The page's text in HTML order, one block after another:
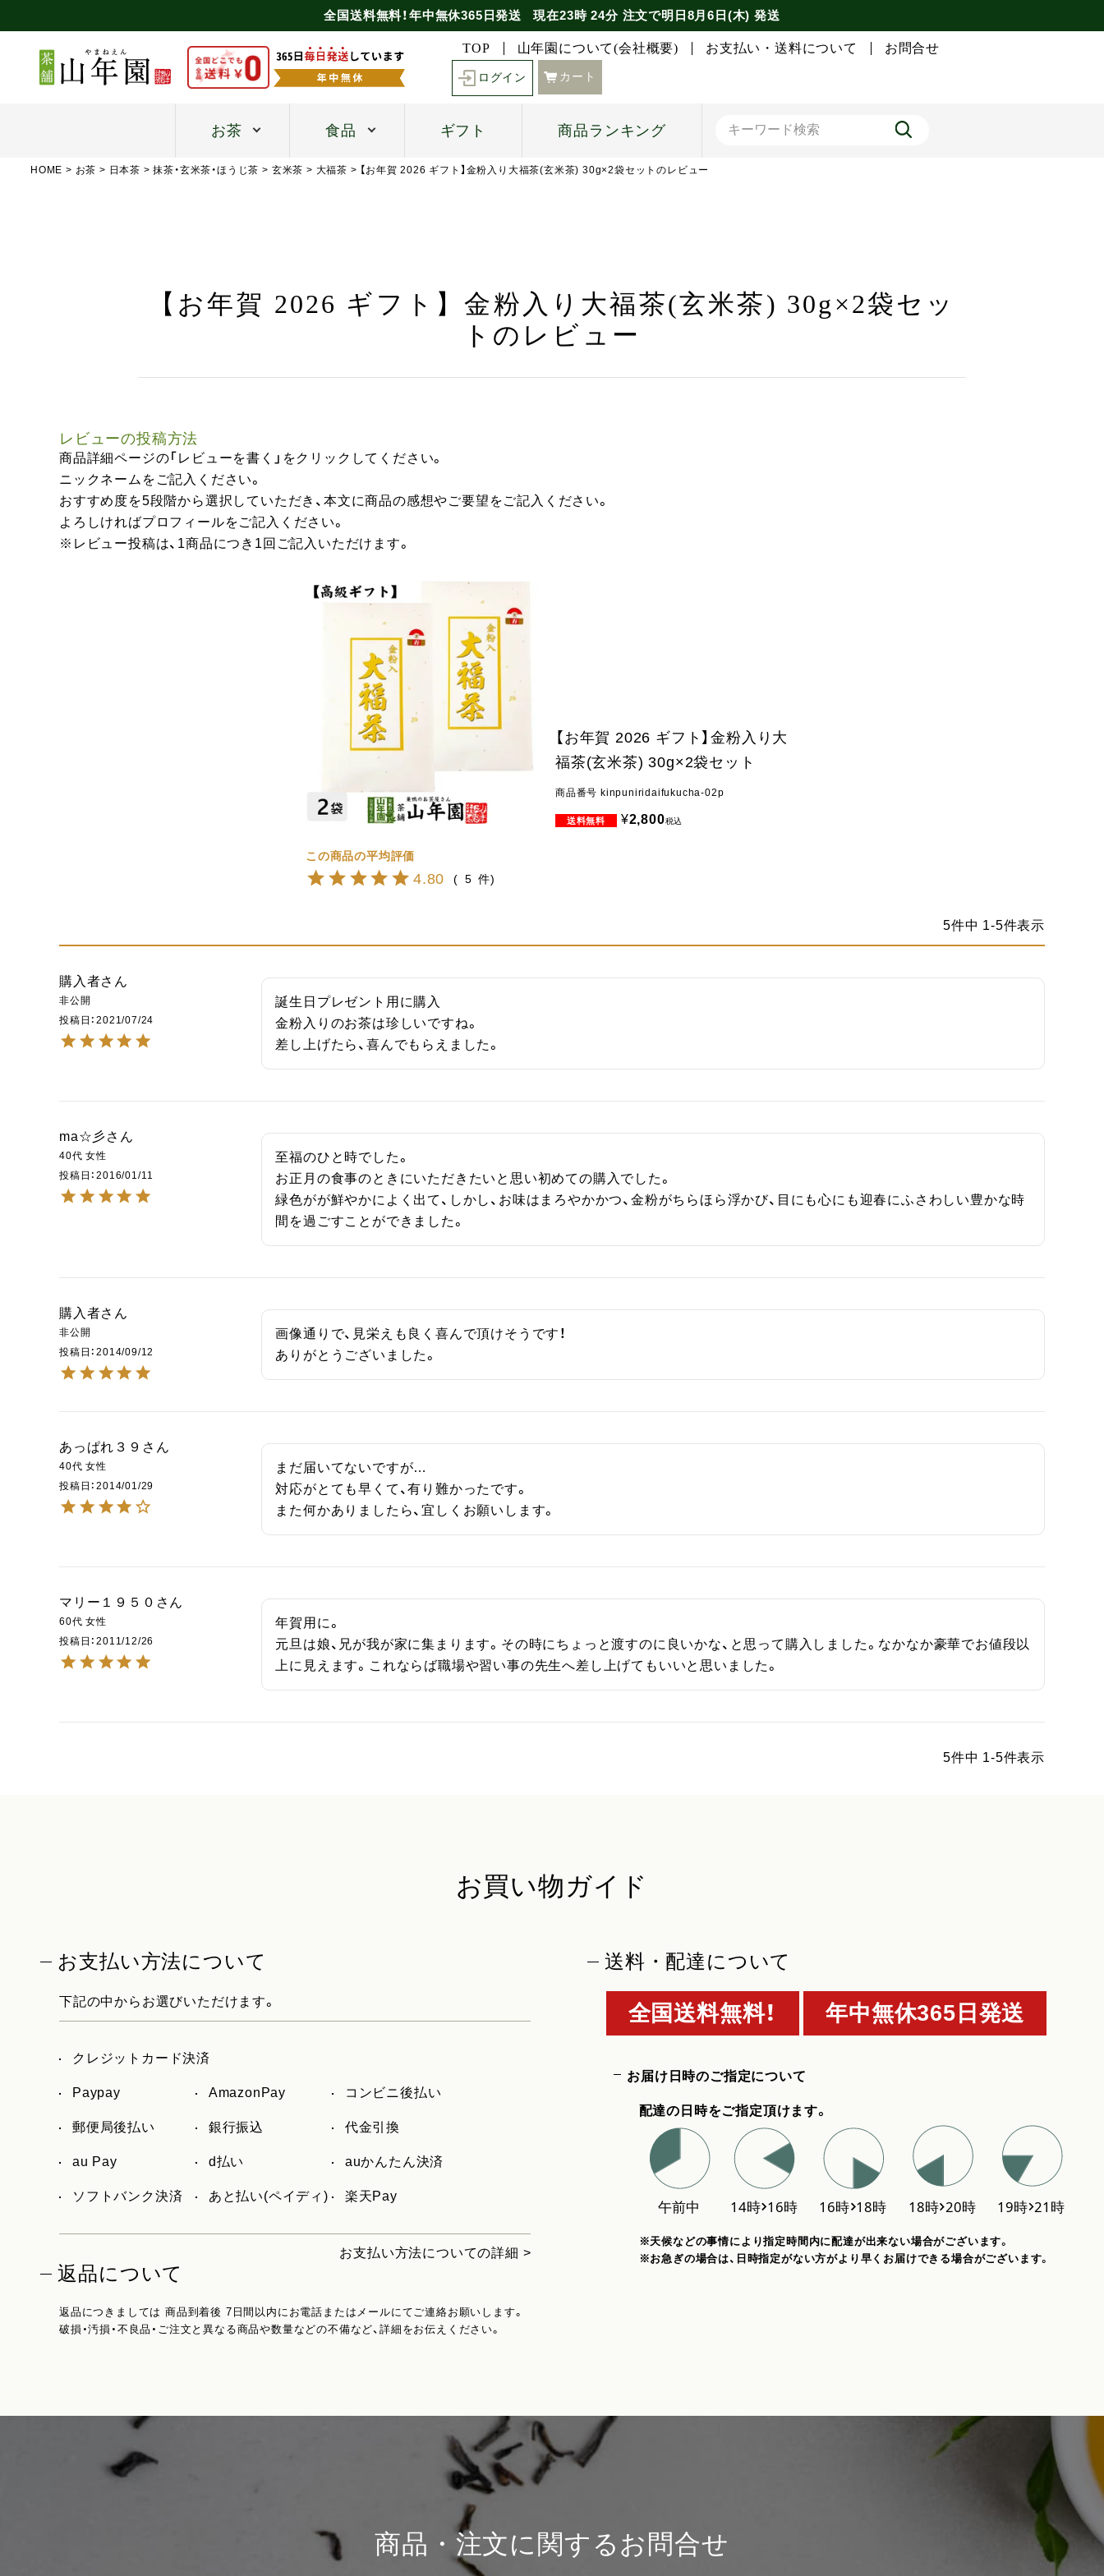
全国送料無料！年中無休365日発送 現在23時 24分注文で明日8月6日(木) 発送
TOP 山年園について(会社概要) お支払い・送料について お問合せ
ログイン カート
お茶 食品 ギフト 商品ランキング
HOME お茶 日本茶 抹茶・玄米茶・ほうじ茶 玄米茶 大福茶 【お年賀 2026 ギフト】金粉入り大福茶(玄米茶) 30g×2袋セットのレビュー
【お年賀 2026 ギフト】金粉入り大福茶(玄米茶) 30g×2袋セッ
トのレビュー
レビューの投稿方法
商品詳細ページの「レビューを書く」をクリックしてください。
ニックネームをご記入ください。
おすすめ度を5段階から選択していただき、本文に商品の感想やご要望をご記入ください。
よろしければプロフィールをご記入ください。
※レビュー投稿は、1商品につき1回ご記入いただけます。
【お年賀 2026 ギフト】金粉入り大
福茶(玄米茶) 30g×2袋セット
商品番号 kinpuniridaifukucha-02p
¥2,800税込
4.80 5
5件中 1-5件表示
購入者
非公開
投稿日
2021/07/24
誕生日プレゼント用に購入
金粉入りのお茶は珍しいですね。
差し上げたら、喜んでもらえました。
ma☆彡
40代 女性
投稿日
2016/01/11
至福のひと時でした。
お正月の食事のときにいただきたいと思い初めての購入でした。
緑色がが鮮やかによく出て、しかし、お味はまろやかかつ、金粉がちらほら浮かび、目にも心にも迎春にふさわしい豊かな時
間を過ごすことができました。
購入者
非公開
投稿日
2014/09/12
画像通りで、見栄えも良く喜んで頂けそうです！
ありがとうございました。
あっぱれ３９
40代 女性
投稿日
2014/01/29
まだ届いてないですが…
対応がとても早くて、有り難かったです。
また何かありましたら、宜しくお願いします。
マリー１９５０
60代 女性
投稿日
2011/12/26
年賀用に。
元旦は娘、兄が我が家に集まります。その時にちょっと渡すのに良いかな、と思って購入しました。なかなか豪華でお値段以
上に見えます。これならば職場や習い事の先生へ差し上げてもいいと思いました。
5件中 1-5件表示
お買い物ガイド
お支払い方法について
下記の中からお選びいただけます。
クレジットカード決済
Paypay AmazonPay コンビニ後払い
郵便局後払い 銀行振込 代金引換
au Pay d払い auかんたん決済
ソフトバンク決済 あと払い(ペイディ) 楽天Pay
お支払い方法についての詳細 >
返品について
返品につきましては 商品到着後 7日間以内にお電話またはメールにてご連絡お願いします。
破損・汚損・不良品・ご注文と異なる商品や数量などの不備など、詳細をお伝えください。
送料・配達について
全国送料無料！ 年中無休365日発送
お届け日時のご指定について
配達の日時をご指定頂けます。
※天候などの事情により指定時間内に配達が出来ない場合がございます。
※お急ぎの場合は、日時指定がない方がより早くお届けできる場合がございます。
商品・注文に関するお問合せ